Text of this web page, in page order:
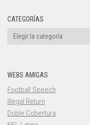
CATEGORÍAS
Categorías
WEBS AMIGAS
Football Speech
Illegal Return
Doble Cobertura